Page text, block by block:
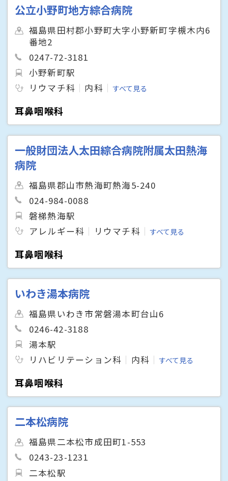
公立小野町地方綜合病院
福島県田村郡小野町大字小野新町字槻木内6
番地2
0247-72-3181
小野新町駅
リウマチ科
内科 すべて見る
耳鼻咽喉科
一般財団法人太田綜合病院附属太田熱海
病院
福島県郡山市熱海町熱海5-240
024-984-0088
磐梯熱海駅
アレルギー科
リウマチ科 すべて見る
耳鼻咽喉科
いわき湯本病院
福島県いわき市常磐湯本町台山6
0246-42-3188
湯本駅
リハビリテーション科
内科 すべて見る
耳鼻咽喉科
二本松病院
福島県二本松市成田町1-553
0243-23-1231
二本松駅